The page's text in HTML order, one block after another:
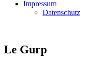
Impressum
Datenschutz
Le Gurp